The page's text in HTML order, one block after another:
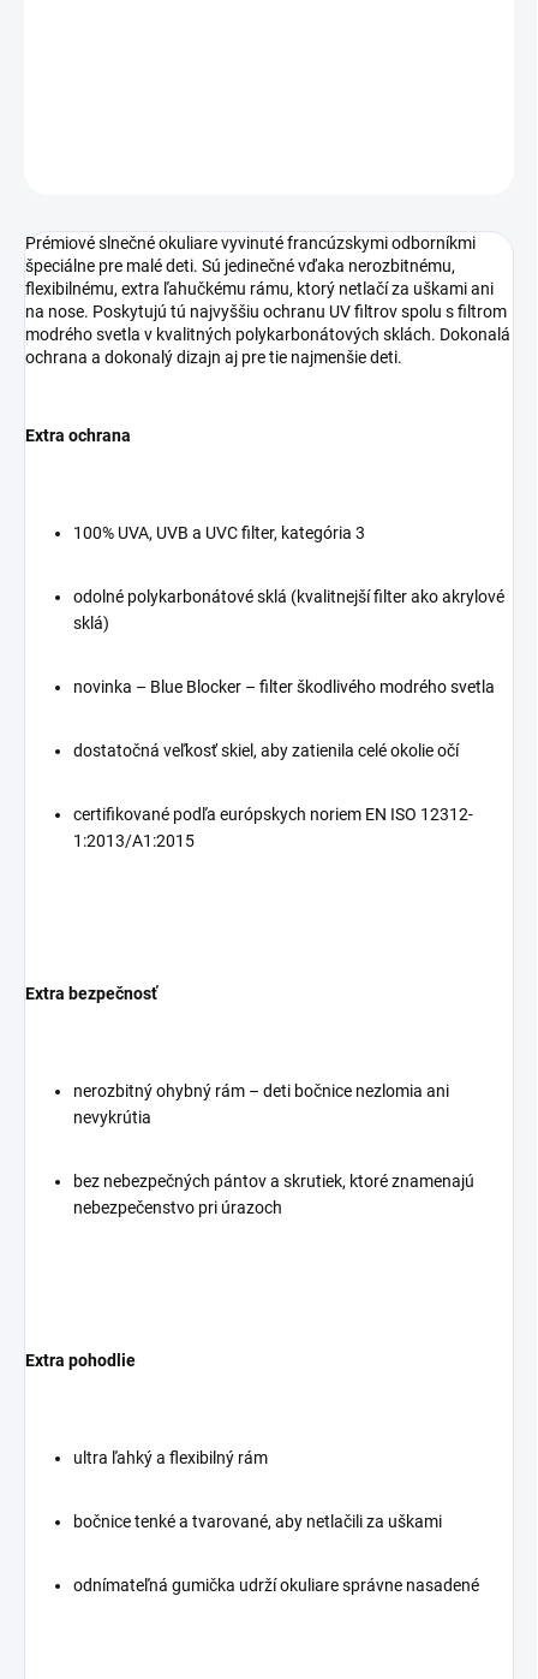
Prémiové slnečné okuliare vyvinuté francúzskymi odborníkmi
špeciálne pre malé deti. Sú jedinečné vďaka nerozbitnému,
flexibilnému, extra ľahučkému rámu, ktorý netlačí za uškami ani
na nose. Poskytujú tú najvyššiu ochranu UV filtrov spolu s filtrom
modrého svetla v kvalitných polykarbonátových sklách. Dokonalá
ochrana a dokonalý dizajn aj pre tie najmenšie deti.
Extra ochrana
100% UVA, UVB a UVC filter, kategória 3
odolné polykarbonátové sklá (kvalitnejší filter ako akrylové
sklá)
novinka – Blue Blocker – filter škodlivého modrého svetla
dostatočná veľkosť skiel, aby zatienila celé okolie očí
certifikované podľa európskych noriem EN ISO 12312-
1:2013/A1:2015
Extra bezpečnosť
nerozbitný ohybný rám – deti bočnice nezlomia ani
nevykrútia
bez nebezpečných pántov a skrutiek, ktoré znamenajú
nebezpečenstvo pri úrazoch
Extra pohodlie
ultra ľahký a flexibilný rám
bočnice tenké a tvarované, aby netlačili za uškami
odnímateľná gumička udrží okuliare správne nasadené